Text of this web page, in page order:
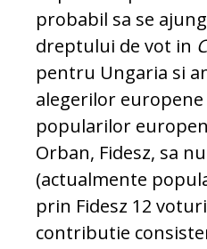
probabil sa se
dreptului de vot in
pentru Ungaria si
alegerilor europene
popularilor
Orban, Fidesz, sa
(actualmente
prin Fidesz 12
contributie